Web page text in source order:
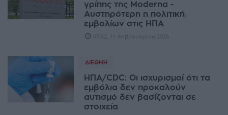
γρίπης της Moderna -
Αυστηρότερη η πολιτική
εμβολίων στις ΗΠΑ
07:42, 11 Φεβρουαρίου 2026
ΔΙΕΘΝΉ
ΗΠΑ/CDC: Οι ισχυρισμοί ότι τα
εμβόλια δεν προκαλούν
αυτισμό δεν βασίζονται σε
στοιχεία